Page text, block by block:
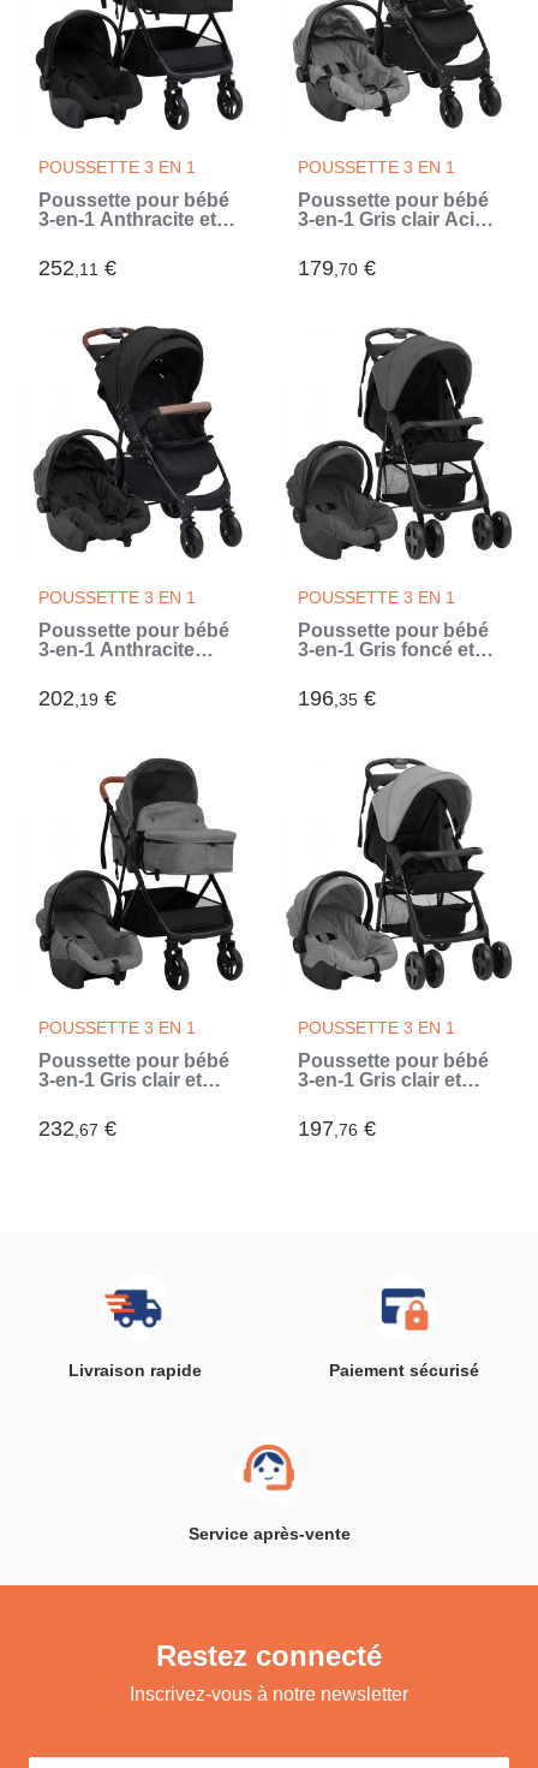
POUSSETTE 3 EN 1
Poussette pour bébé
3-en-1 Anthracite et
252,11 €
POUSSETTE 3 EN 1
Poussette pour bébé
3-en-1 Gris clair Acier
179,70 €
POUSSETTE 3 EN 1
Poussette pour bébé
3-en-1 Anthracite
202,19 €
POUSSETTE 3 EN 1
Poussette pour bébé
3-en-1 Gris foncé et
196,35 €
POUSSETTE 3 EN 1
Poussette pour bébé
3-en-1 Gris clair et
232,67 €
POUSSETTE 3 EN 1
Poussette pour bébé
3-en-1 Gris clair et
197,76 €
Livraison rapide Paiement sécurisé
Service après-vente
Restez connecté
Inscrivez-vous à notre newsletter